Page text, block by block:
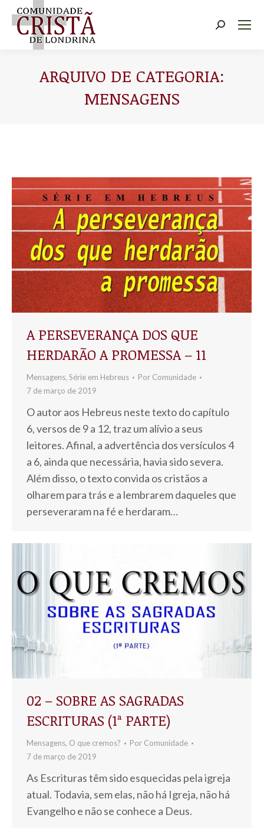
Buscar
ARQUIVO DE CATEGORIA:
MENSAGENS
A PERSEVERANÇA DOS QUE
HERDARÃO A PROMESSA – 11
Mensagens, Série em Hebreus Por Comunidade
7 de março de 2019
O autor aos Hebreus neste texto do capítulo
6, versos de 9 a 12, traz um alívio a seus
leitores. Afinal, a advertência dos versículos 4
a 6, ainda que necessária, havia sido severa.
Além disso, o texto convida os cristãos a
olharem para trás e a lembrarem daqueles que
perseveraram na fé e herdaram…
02 – SOBRE AS SAGRADAS
ESCRITURAS (1ª PARTE)
Mensagens, O que cremos? Por Comunidade
7 de março de 2019
As Escrituras têm sido esquecidas pela igreja
atual. Todavia, sem elas, não há Igreja, não há
Evangelho e não se conhece a Deus.